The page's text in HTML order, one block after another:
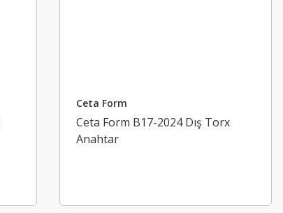
Ceta Form
Ceta Form B17-2024 Dış Torx
Anahtar